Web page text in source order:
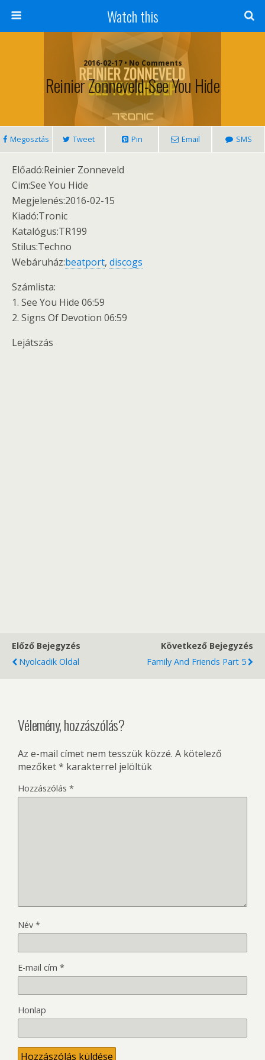
Watch this
2016-02-17 • No Comments
Reinier Zonneveld-See You Hide
Megosztás Tweet Pin Email SMS
Előadó:Reinier Zonneveld
Cim:See You Hide
Megjelenés:2016-02-15
Kiadó:Tronic
Katalógus:TR199
Stilus:Techno
Webáruház:beatport, discogs
Számlista:
1. See You Hide 06:59
2. Signs Of Devotion 06:59
Lejátszás
Előző Bejegyzés
Nyolcadik Oldal
Következő Bejegyzés
Family And Friends Part 5
Vélemény, hozzászólás?
Az e-mail címet nem tesszük közzé. A kötelező
mezőket* karakterrel jelöltük
Hozzászólás *
Név *
E-mail cím *
Honlap